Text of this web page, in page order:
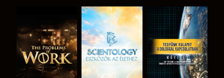
A SOROZAT
RÉSZEI
A SOROZAT
RÉSZEI
MŰSORNÉZÉS